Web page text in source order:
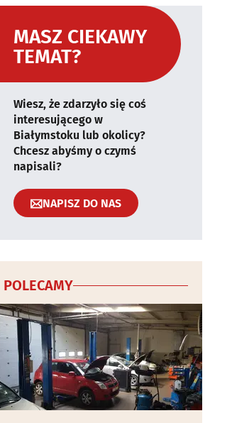
MASZ CIEKAWY
TEMAT?
Wiesz, że zdarzyło się coś
interesującego w
Białymstoku lub okolicy?
Chcesz abyśmy o czymś
napisali?
NAPISZ DO NAS
POLECAMY